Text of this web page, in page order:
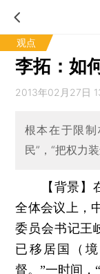
观点
李拓：如
2013年02月27日
根本在于限
民”，“把权力
【背景
全体会议上，
委员会书记王
已移居国（
督。”一时间，